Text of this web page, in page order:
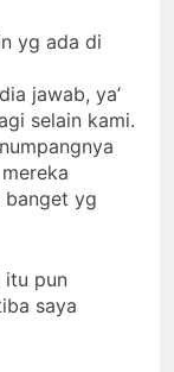
yg ada di
jawab, ya’
selain kami.
banget yg
itu pun
saya